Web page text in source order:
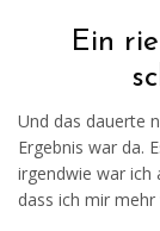
Ein
Und das dauerte
Ergebnis war da.
irgendwie war ich
dass ich mir